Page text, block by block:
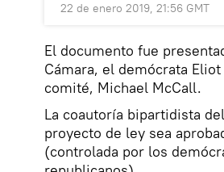
22 de enero 2019, 21:56 GMT
El documento fue
Cámara, el demócrata
comité, Michael McCall.
La coautoría bipartidista
proyecto de ley sea
(controlada por los